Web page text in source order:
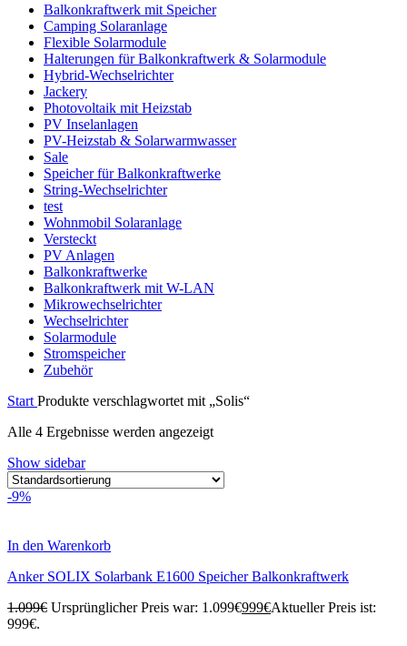
Balkonkraftwerk mit Speicher
Camping Solaranlage
Flexible Solarmodule
Halterungen für Balkonkraftwerk & Solarmodule
Hybrid-Wechselrichter
Jackery
Photovoltaik mit Heizstab
PV Inselanlagen
PV-Heizstab & Solarwarmwasser
Sale
Speicher für Balkonkraftwerke
String-Wechselrichter
test
Wohnmobil Solaranlage
Versteckt
PV Anlagen
Balkonkraftwerke
Balkonkraftwerk mit W-LAN
Mikrowechselrichter
Wechselrichter
Solarmodule
Stromspeicher
Zubehör
Start Produkte verschlagwortet mit „Solis“
Alle 4 Ergebnisse werden angezeigt
Show sidebar
-9%
In den Warenkorb
Anker SOLIX Solarbank E1600 Speicher Balkonkraftwerk
1.099€ Ursprünglicher Preis war: 1.099€999€Aktueller Preis ist:
999€.